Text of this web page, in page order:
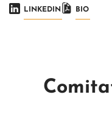
LINKEDIN BIO